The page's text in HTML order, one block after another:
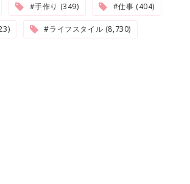
#手作り (349) #仕事 (404)
#ライフスタイル (8,730)